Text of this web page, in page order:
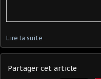
Lire la suite
Partager cet article